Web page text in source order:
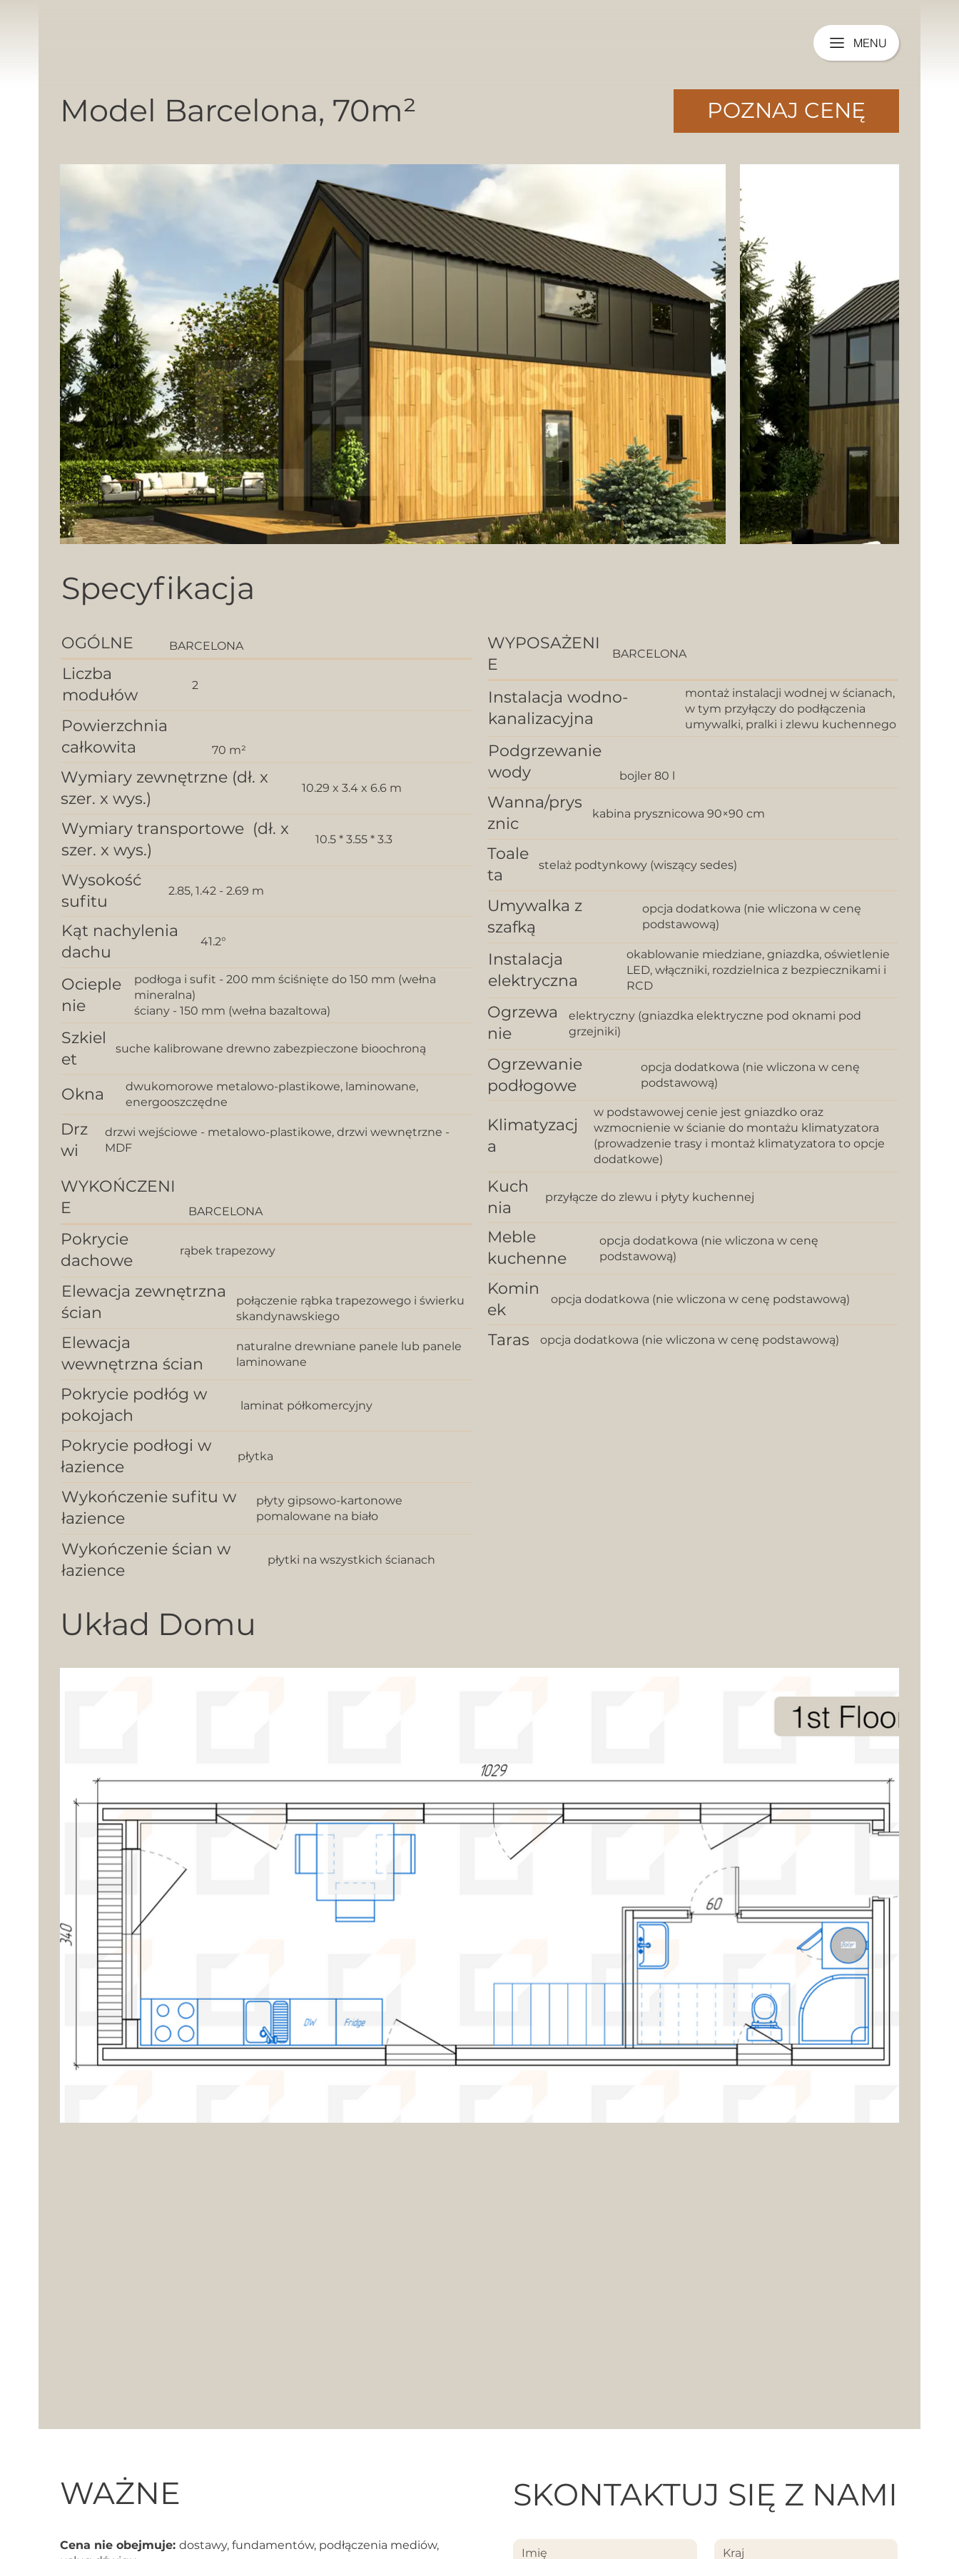
MENU
Specyfikacja
Model Barcelona, 70m² POZNAJ CENĘ
OGÓLNE BARCELONA
Liczba
modułów
2
Powierzchnia
całkowita
70 m²
Wymiary zewnętrzne (dł. x
szer. x wys.)
10.29 x 3.4 x 6.6 m
Wymiary transportowe (dł. x
szer. x wys.)
10.5 * 3.55 * 3.3
Wysokość
sufitu
2.85, 1.42 - 2.69 m
Kąt nachylenia
dachu
41.2°
Ocieple
nie
podłoga i sufit - 200 mm ściśnięte do 150 mm (wełna
mineralna)
ściany - 150 mm (wełna bazaltowa)
Szkiel
et
suche kalibrowane drewno zabezpieczone bioochroną
Okna
dwukomorowe metalowo-plastikowe, laminowane,
energooszczędne
Drz
wi
drzwi wejściowe - metalowo-plastikowe, drzwi wewnętrzne -
MDF
WYPOSAŻENI
E
BARCELONA
Instalacja wodno-
kanalizacyjna
montaż instalacji wodnej w ścianach,
w tym przyłączy do podłączenia
umywalki, pralki i zlewu kuchennego
Podgrzewanie
wody
bojler 80 l
Wanna/prys
znic
kabina prysznicowa 90×90 cm
Toale
ta
stelaż podtynkowy (wiszący sedes)
Umywalka z
szafką
opcja dodatkowa (nie wliczona w cenę
podstawową)
Instalacja
elektryczna
okablowanie miedziane, gniazdka, oświetlenie
LED, włączniki, rozdzielnica z bezpiecznikami i
RCD
Ogrzewa
nie
elektryczny (gniazdka elektryczne pod oknami pod
grzejniki)
Ogrzewanie
podłogowe
opcja dodatkowa (nie wliczona w cenę
podstawową)
Klimatyzacj
a
w podstawowej cenie jest gniazdko oraz
wzmocnienie w ścianie do montażu klimatyzatora
(prowadzenie trasy i montaż klimatyzatora to opcje
dodatkowe)
Kuch
nia
przyłącze do zlewu i płyty kuchennej
Meble
kuchenne
opcja dodatkowa (nie wliczona w cenę
podstawową)
Komin
ek
opcja dodatkowa (nie wliczona w cenę podstawową)
Taras opcja dodatkowa (nie wliczona w cenę podstawową)
WYKOŃCZENI
E
BARCELONA
Pokrycie
dachowe
rąbek trapezowy
Elewacja zewnętrzna
ścian
połączenie rąbka trapezowego i świerku
skandynawskiego
Elewacja
wewnętrzna ścian
naturalne drewniane panele lub panele
laminowane
Pokrycie podłóg w
pokojach
laminat półkomercyjny
Pokrycie podłogi w
łazience
płytka
Wykończenie sufitu w
łazience
płyty gipsowo-kartonowe
pomalowane na biało
Wykończenie ścian w
łazience
płytki na wszystkich ścianach
Układ Domu
WAŻNE SKONTAKTUJ SIĘ Z NAMI
Cena nie obejmuje: dostawy, fundamentów, podłączenia mediów,